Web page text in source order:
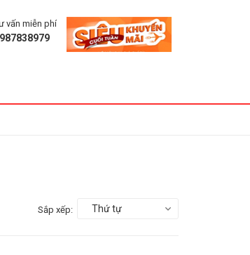
vấn miễn phí
Sắp xếp: Thứ tự